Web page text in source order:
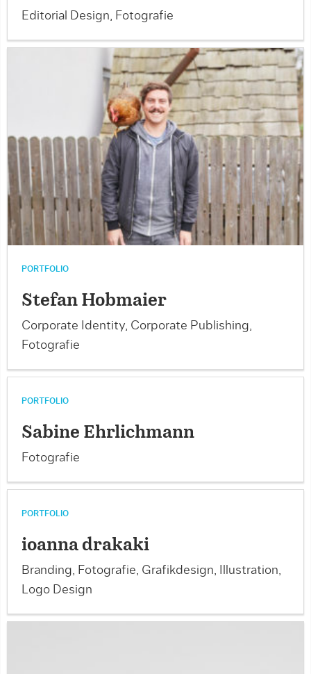
Editorial Design, Fotografie
PORTFOLIO
Stefan Hobmaier
Corporate Identity, Corporate Publishing,
Fotografie
PORTFOLIO
Sabine Ehrlichmann
Fotografie
PORTFOLIO
ioanna drakaki
Branding, Fotografie, Grafikdesign, Illustration,
Logo Design